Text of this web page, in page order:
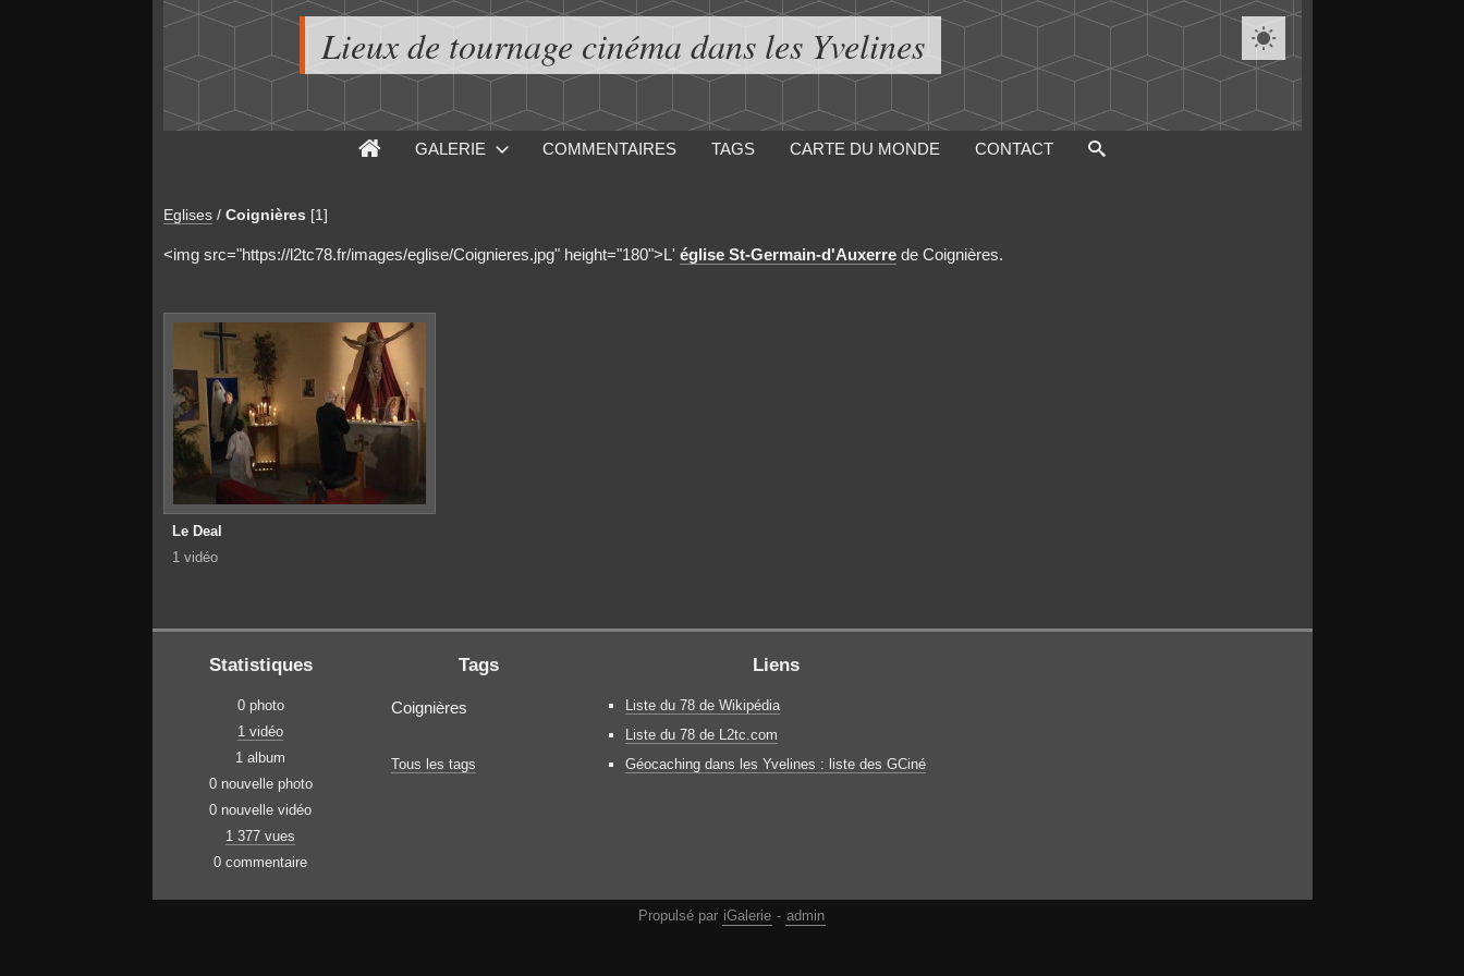
Lieux de tournage cinéma dans les Yvelines 
GALERIE COMMENTAIRES TAGS CARTE DU MONDE CONTACT
Eglises / Coignières [1]
<img src="https://l2tc78.fr/images/eglise/Coignieres.jpg" height="180">L' église St-Germain-d'Auxerrede Coignières.
Le Deal
1 vidéo
Statistiques
0 photo
1 vidéo
1 album
0 nouvelle photo
0 nouvelle vidéo
1 377 vues
0 commentaire
Tags
Coignières
Tous les tags
Liens
Liste du 78 de Wikipédia
Liste du 78 de L2tc.com
Géocaching dans les Yvelines : liste des GCiné
Propulsé par iGalerie - admin